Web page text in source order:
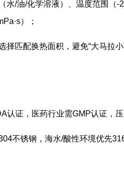
水/油/化学溶液）、温度范围
）；
择匹配换热面积，避免“大马拉
认证，医药行业需GMP认证，
不锈钢，海水/酸性环境优先